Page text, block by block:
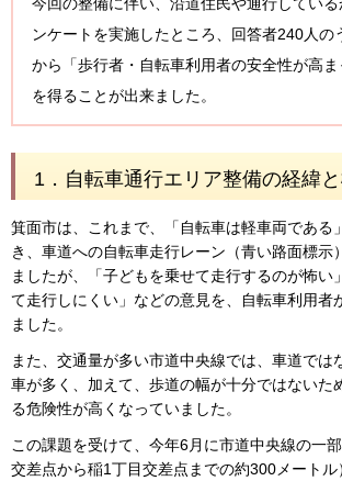
ンケートを実施したところ、回答者240人の
から「歩行者・自転車利用者の安全性が高
を得ることが出来ました。
1．自転車通行エリア整備の経緯
箕面市は、これまで、「自転車は軽車両である
き、車道への自転車走行レーン（青い路面標示
ましたが、「子どもを乗せて走行するのが怖い
て走行しにくい」などの意見を、自転車利用者
ました。
また、交通量が多い市道中央線では、車道では
車が多く、加えて、歩道の幅が十分ではないた
る危険性が高くなっていました。
この課題を受けて、今年6月に市道中央線の一
交差点から稲1丁目交差点までの約300メート